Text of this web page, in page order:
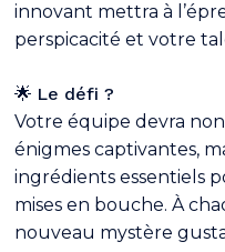
innovant mettra à
perspicacité et votre
🌟 Le défi ?
Votre équipe devra
énigmes captivantes,
ingrédients essentiels
mises en bouche. À
nouveau mystère